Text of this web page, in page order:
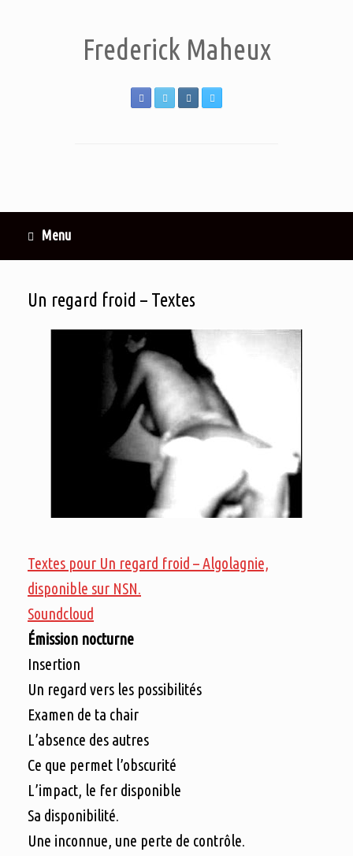
Frederick Maheux
Menu
Un regard froid – Textes
Textes pour Un regard froid – Algolagnie,
disponible sur NSN.
Soundcloud
Émission nocturne
Insertion
Un regard vers les possibilités
Examen de ta chair
L’absence des autres
Ce que permet l’obscurité
L’impact, le fer disponible
Sa disponibilité.
Une inconnue, une perte de contrôle.